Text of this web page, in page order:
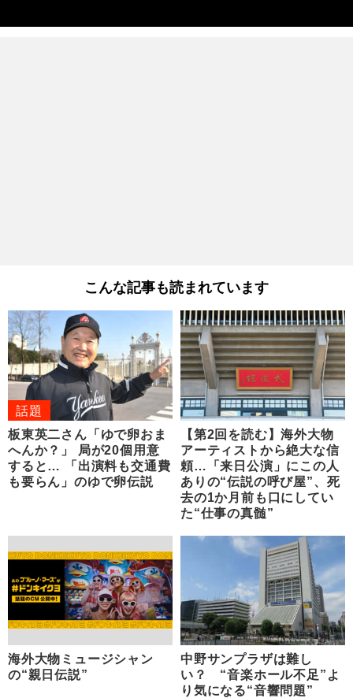
こんな記事も読まれています
話題
板東英二さん「ゆで卵おま
へんか？」 局が20個用意
すると… 「出演料も交通費
も要らん」のゆで卵伝説
【第2回を読む】海外大物
アーティストから絶大な信
頼…「来日公演」にこの人
ありの“伝説の呼び屋”、死
去の1か月前も口にしてい
た“仕事の真髄”
海外大物ミュージシャン
の“親日伝説”
中野サンプラザは難し
い？ “音楽ホール不足”よ
り気になる“音響問題”